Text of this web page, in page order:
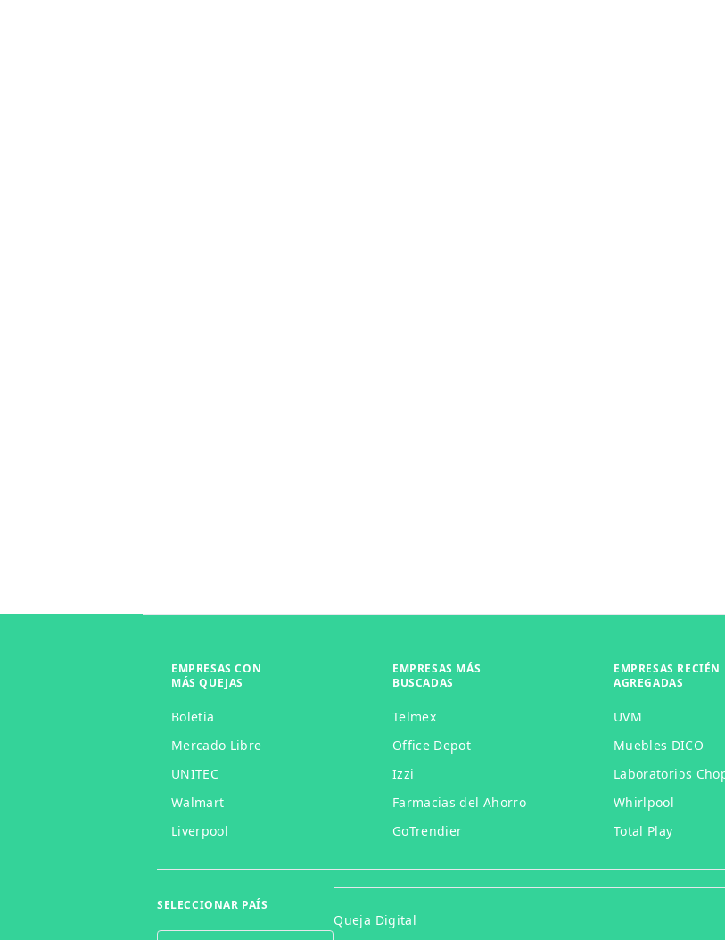
EMPRESAS CON
MÁS QUEJAS
Boletia
Mercado Libre
UNITEC
Walmart
Liverpool
EMPRESAS MÁS
BUSCADAS
Telmex
Office Depot
Izzi
Farmacias del Ahorro
GoTrendier
EMPRESAS RECIÉN
AGREGADAS
UVM
Muebles DICO
Laboratorios
Whirlpool
Total Play
SELECCIONAR PAÍS
Queja Digital